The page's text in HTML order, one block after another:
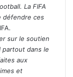
La FIFA
défendre ces
sur le soutien
partout dans le
aux
et